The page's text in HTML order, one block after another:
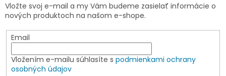
Vložte svoj e-mail a my Vám budeme zasielať informácie o
nových produktoch na našom e-shope.
Email
Vložením e-mailu súhlasíte s podmienkami ochrany
osobných údajov